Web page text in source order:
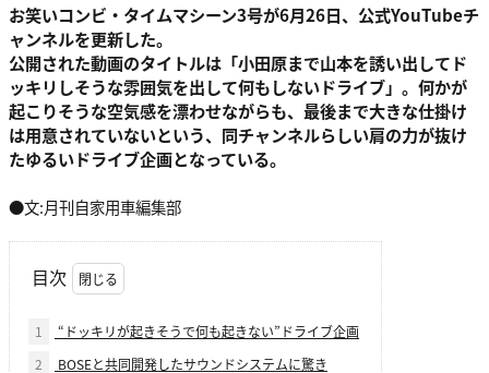
お笑いコンビ・タイムマシーン3号が6月26日、公式YouTubeチ
ャンネルを更新した。
公開された動画のタイトルは「小田原まで山本を誘い出してド
ッキリしそうな雰囲気を出して何もしないドライブ」。何かが
起こりそうな空気感を漂わせながらも、最後まで大きな仕掛け
は用意されていないという、同チャンネルらしい肩の力が抜け
たゆるいドライブ企画となっている。
●文:月刊自家用車編集部
目次
1
“ドッキリが起きそうで何も起きない”ドライブ企画
2
BOSEと共同開発したサウンドシステムに驚き